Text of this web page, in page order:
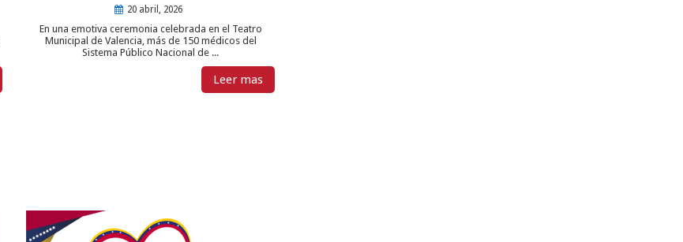
20 abril, 2026
En una emotiva ceremonia celebrada en el Teatro
Municipal de Valencia, más de 150 médicos del
Sistema Público Nacional de ...
Leer mas